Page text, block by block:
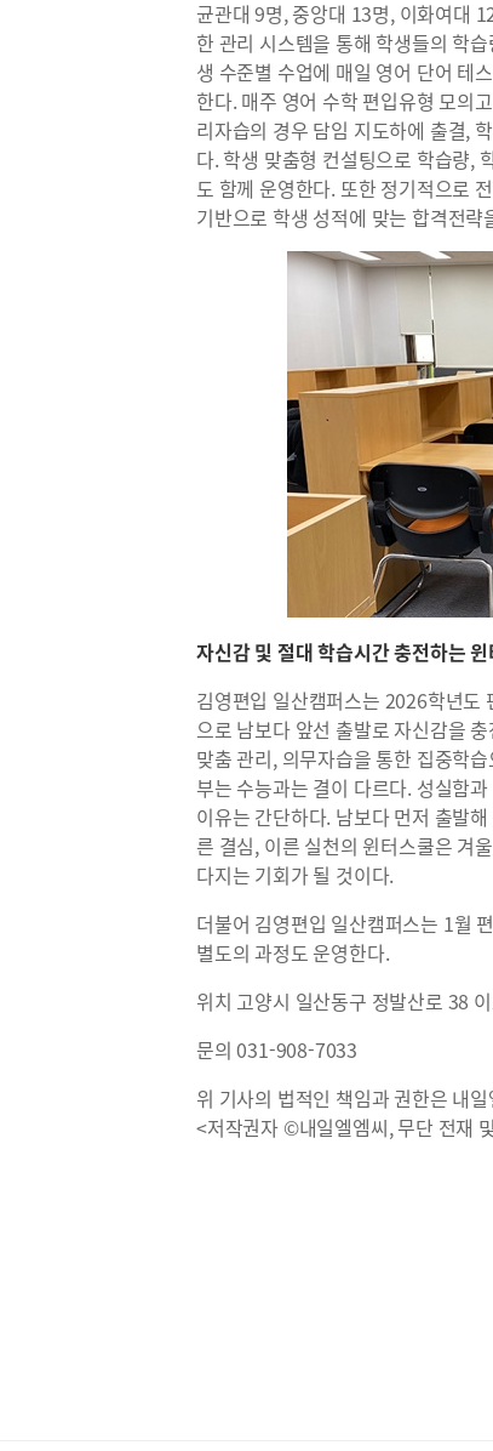
균관대 9명, 중앙대 13명, 이화여대
한 관리 시스템을 통해 학생들의 학
생 수준별 수업에 매일 영어 단어 테
한다. 매주 영어 수학 편입유형 모의
리자습의 경우 담임 지도하에 출결,
다. 학생 맞춤형 컨설팅으로 학습량,
도 함께 운영한다. 또한 정기적으로
기반으로 학생 성적에 맞는 합격전략
자신감 및 절대 학습시간 충전하는
김영편입 일산캠퍼스는 2026학년도
으로 남보다 앞선 출발로 자신감을
맞춤 관리, 의무자습을 통한 집중학
부는 수능과는 결이 다르다. 성실함
이유는 간단하다. 남보다 먼저 출발
른 결심, 이른 실천의 윈터스쿨은 겨
다지는 기회가 될 것이다.
더불어 김영편입 일산캠퍼스는 1월
별도의 과정도 운영한다.
위치 고양시 일산동구 정발산로 38
문의 031-908-7033
위 기사의 법적인 책임과 권한은 내
<저작권자 ©내일엘엠씨, 무단 전재